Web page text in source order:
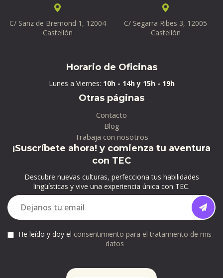
C/ Sanz de Bremond 1, 12004
Castellón
C/ Segarra Ribes 3, 12005
Castellón
Horario de Oficinas
Lunes a Viernes: 10h - 14h y 15h - 19h
Otras páginas
Contacto
Blog
Trabaja con nosotros
¡Suscríbete ahora! y comienza tu aventura
con TEC
Descubre nuevas culturas, perfecciona tus habilidades
lingüísticas y vive una experiencia única con TEC.
He leído y doy el consentimiento para el tratamiento de mis
datos